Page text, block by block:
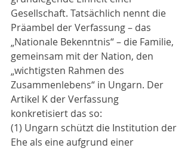
Gesellschaft. Tatsächlich nennt die
Präambel der Verfassung – das
„Nationale Bekenntnis“ – die Familie,
gemeinsam mit der Nation, den
„wichtigsten Rahmen des
Zusammenlebens“ in Ungarn. Der
Artikel K der Verfassung
konkretisiert das so:
(1) Ungarn schützt die Institution der
Ehe als eine aufgrund einer